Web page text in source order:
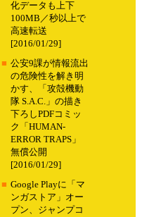
化データも上下
100MB／秒以上で
高速転送
[2016/01/29]
■ 公安9課が情報流出
の危険性を解き明
かす、「攻殻機動
隊 S.A.C.」の描き
下ろしPDFコミッ
ク「HUMAN-
ERROR TRAPS」
無償公開
[2016/01/29]
■ Google Playに「マ
ンガストア」オー
プン、ジャンプコ